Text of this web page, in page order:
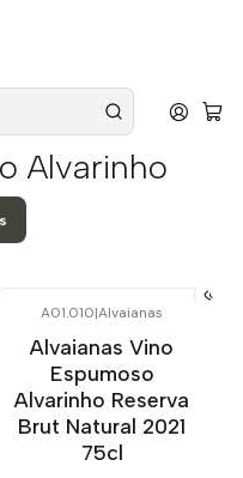
a
Alvarinho
A01.010|Alvaianas
Alvaianas Vino
Espumoso
Alvarinho Reserva
Brut Natural 2021
75cl